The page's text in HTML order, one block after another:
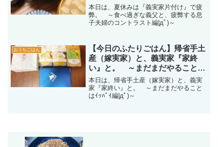
婦のコントラスト編|дﾟ)～
本日は、夏休みは『義実家片付け』で疲
弊。 ～食べ過ぎな義父と、疲弊する息
子夫婦のコントラスト編|дﾟ)～
おうちごはん
【今日のふたりごはん】帰省手土
産（嫁実家）と、義実家『家終
い』と。 ～まだまだやることは
ｲｯﾊﾟｲ編|дﾟ)～
本日は、帰省手土産（嫁実家）と、義実
家『家終い』と。 ～まだまだやること
はｲｯﾊﾟｲ編|дﾟ)～